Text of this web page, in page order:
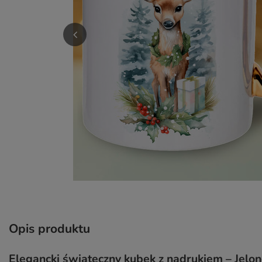
Opis produktu
Elegancki świąteczny kubek z nadrukiem –